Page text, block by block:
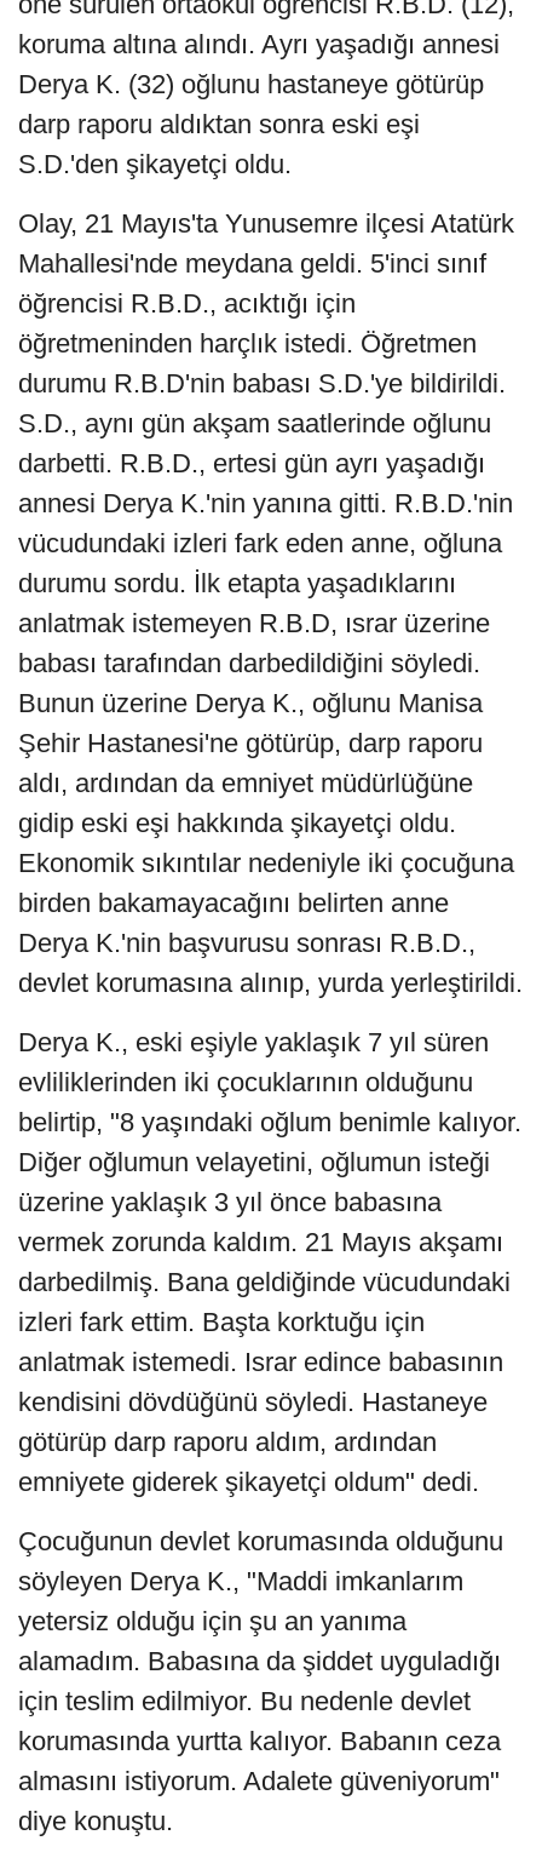
koruma altına alındı. Ayrı yaşadığı annesi
Derya K. (32) oğlunu hastaneye götürüp
darp raporu aldıktan sonra eski eşi
S.D.'den şikayetçi oldu.
Olay, 21 Mayıs'ta Yunusemre ilçesi Atatürk
Mahallesi'nde meydana geldi. 5'inci sınıf
öğrencisi R.B.D., acıktığı için
öğretmeninden harçlık istedi. Öğretmen
durumu R.B.D'nin babası S.D.'ye bildirildi.
S.D., aynı gün akşam saatlerinde oğlunu
darbetti. R.B.D., ertesi gün ayrı yaşadığı
annesi Derya K.'nin yanına gitti. R.B.D.'nin
vücudundaki izleri fark eden anne, oğluna
durumu sordu. İlk etapta yaşadıklarını
anlatmak istemeyen R.B.D, ısrar üzerine
babası tarafından darbedildiğini söyledi.
Bunun üzerine Derya K., oğlunu Manisa
Şehir Hastanesi'ne götürüp, darp raporu
aldı, ardından da emniyet müdürlüğüne
gidip eski eşi hakkında şikayetçi oldu.
Ekonomik sıkıntılar nedeniyle iki çocuğuna
birden bakamayacağını belirten anne
Derya K.'nin başvurusu sonrası R.B.D.,
devlet korumasına alınıp, yurda yerleştirildi.
Derya K., eski eşiyle yaklaşık 7 yıl süren
evliliklerinden iki çocuklarının olduğunu
belirtip, "8 yaşındaki oğlum benimle kalıyor.
Diğer oğlumun velayetini, oğlumun isteği
üzerine yaklaşık 3 yıl önce babasına
vermek zorunda kaldım. 21 Mayıs akşamı
darbedilmiş. Bana geldiğinde vücudundaki
izleri fark ettim. Başta korktuğu için
anlatmak istemedi. Israr edince babasının
kendisini dövdüğünü söyledi. Hastaneye
götürüp darp raporu aldım, ardından
emniyete giderek şikayetçi oldum" dedi.
Çocuğunun devlet korumasında olduğunu
söyleyen Derya K., "Maddi imkanlarım
yetersiz olduğu için şu an yanıma
alamadım. Babasına da şiddet uyguladığı
için teslim edilmiyor. Bu nedenle devlet
korumasında yurtta kalıyor. Babanın ceza
almasını istiyorum. Adalete güveniyorum"
diye konuştu.